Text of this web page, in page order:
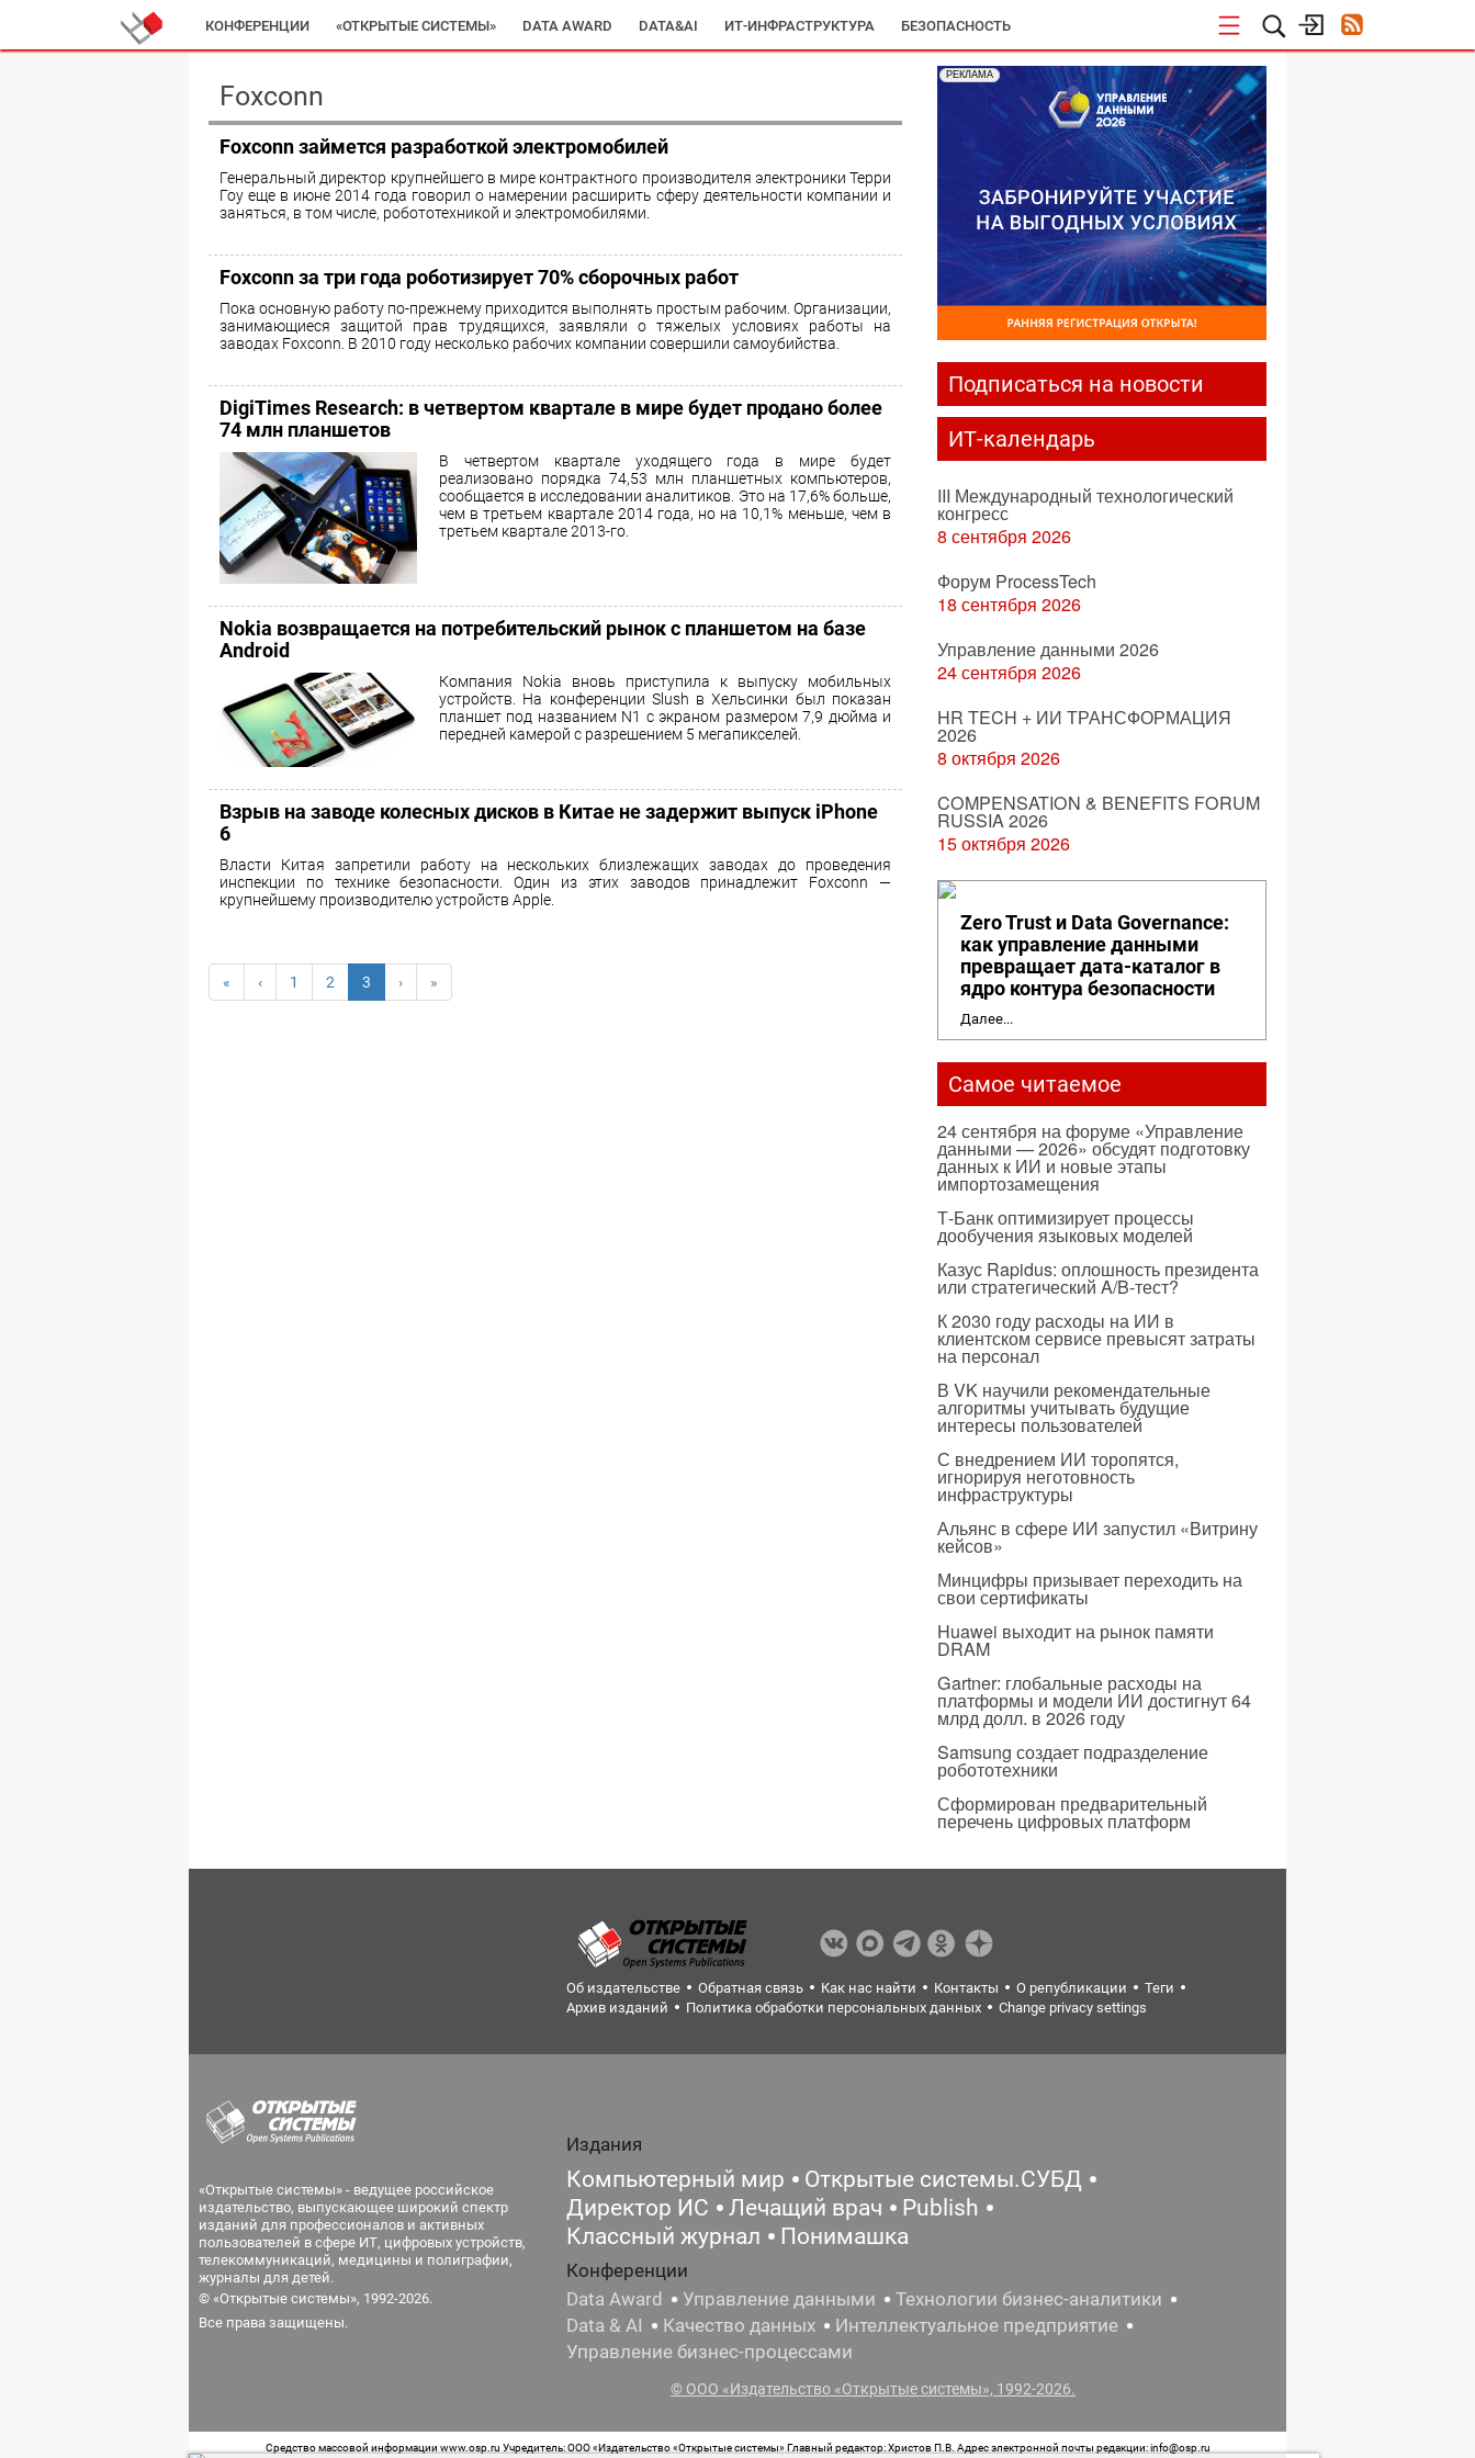
КОНФЕРЕНЦИИ «ОТКРЫТЫЕ СИСТЕМЫ» DATA AWARD DATA&AI ИТ-ИНФРАСТРУКТУРА БЕЗОПАСНОСТЬ
Foxconn
Foxconn займется разработкой электромобилей
Генеральный директор крупнейшего в мире контрактного производителя электроники Терри
Гоу еще в июне 2014 года говорил о намерении расширить сферу деятельности компании и
заняться, в том числе, робототехникой и электромобилями.
Foxconn за три года роботизирует 70% сборочных работ
Пока основную работу по-прежнему приходится выполнять простым рабочим. Организации,
занимающиеся защитой прав трудящихся, заявляли о тяжелых условиях работы на
заводах Foxconn. В 2010 году несколько рабочих компании совершили самоубийства.
DigiTimes Research: в четвертом квартале в мире будет продано более
74 млн планшетов
В четвертом квартале уходящего года в мире будет
реализовано порядка 74,53 млн планшетных компьютеров,
сообщается в исследовании аналитиков. Это на 17,6% больше,
чем в третьем квартале 2014 года, но на 10,1% меньше, чем в
третьем квартале 2013-го.
Nokia возвращается на потребительский рынок с планшетом на базе
Android
Компания Nokia вновь приступила к выпуску мобильных
устройств. На конференции Slush в Хельсинки был показан
планшет под названием N1 с экраном размером 7,9 дюйма и
передней камерой с разрешением 5 мегапикселей.
Взрыв на заводе колесных дисков в Китае не задержит выпуск iPhone
6
Власти Китая запретили работу на нескольких близлежащих заводах до проведения
инспекции по технике безопасности. Один из этих заводов принадлежит Foxconn —
крупнейшему производителю устройств Apple.
« ‹ 1 2 3 › »
РЕКЛАМА
Подписаться на новости
ИТ-календарь
III Международный технологический
конгресс
8 сентября 2026
Форум ProcessTech
18 сентября 2026
Управление данными 2026
24 сентября 2026
HR TECH + ИИ ТРАНСФОРМАЦИЯ
2026
8 октября 2026
COMPENSATION & BENEFITS FORUM
RUSSIA 2026
15 октября 2026
Zero Trust и Data Governance:
как управление данными
превращает дата-каталог в
ядро контура безопасности
Далее...
Самое читаемое
24 сентября на форуме «Управление
данными — 2026» обсудят подготовку
данных к ИИ и новые этапы
импортозамещения
Т-Банк оптимизирует процессы
дообучения языковых моделей
Казус Rapidus: оплошность президента
или стратегический A/B-тест?
К 2030 году расходы на ИИ в
клиентском сервисе превысят затраты
на персонал
В VK научили рекомендательные
алгоритмы учитывать будущие
интересы пользователей
С внедрением ИИ торопятся,
игнорируя неготовность
инфраструктуры
Альянс в сфере ИИ запустил «Витрину
кейсов»
Минцифры призывает переходить на
свои сертификаты
Huawei выходит на рынок памяти
DRAM
Gartner: глобальные расходы на
платформы и модели ИИ достигнут 64
млрд долл. в 2026 году
Samsung создает подразделение
робототехники
Сформирован предварительный
перечень цифровых платформ
Об издательстве Обратная связь Как нас найти Контакты О републикации
Теги
Архив изданий
Политика обработки персональных данных Change privacy settings
«Открытые системы» - ведущее российское
издательство, выпускающее широкий спектр
изданий для профессионалов и активных
пользователей в сфере ИТ, цифровых устройств,
телекоммуникаций, медицины и полиграфии,
журналы для детей.
© «Открытые системы», 1992-2026.
Все права защищены.
Издания
Компьютерный мир
Открытые системы.СУБД
Директор ИС
Лечащий врач
Publish
Классный журнал
Понимашка
Конференции
Data Award
Управление данными
Технологии бизнес-аналитики
Data & AI
Качество данных
Интеллектуальное предприятие
Управление бизнес-процессами
© ООО «Издательство «Открытые системы», 1992-2026.
Средство массовой информации www.osp.ru Учредитель: ООО «Издательство «Открытые системы» Главный редактор: Христов П.В. Адрес электронной почты редакции: info@osp.ru